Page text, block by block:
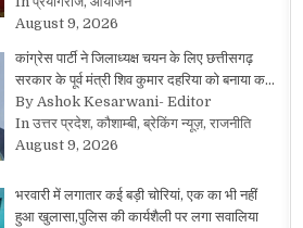
August 9, 2026
कांग्रेस पार्टी ने जिलाध्यक्ष चयन के लिए छत्तीसगढ़
सरकार के पूर्व मंत्री शिव कुमार दहरिया को बनाया क…
By Ashok Kesarwani- Editor
In उत्तर प्रदेश, कौशाम्बी, ब्रेकिंग न्यूज़, राजनीति
August 9, 2026
भरवारी में लगातार कई बड़ी चोरियां, एक का भी नहीं
हुआ खुलासा,पुलिस की कार्यशैली पर लगा सवालिया